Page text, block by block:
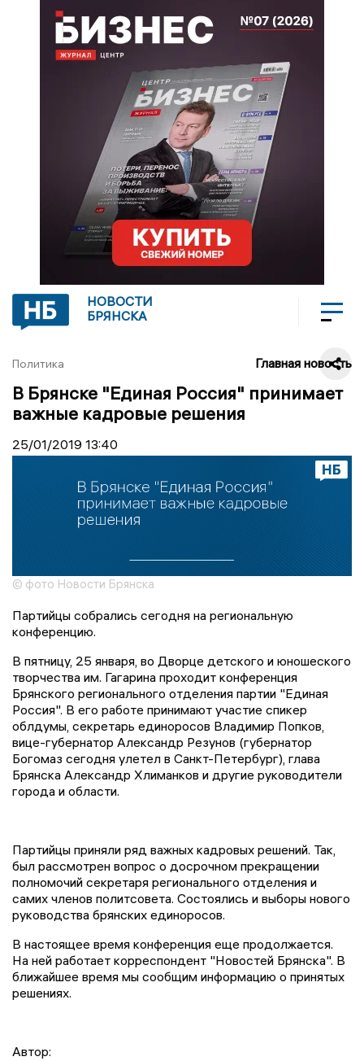
НОВОСТИ
БРЯНСКА
Политика Главная новость
В Брянске "Единая Россия" принимает
важные кадровые решения
25/01/2019 13:40
© фото Новости Брянска
Партийцы собрались сегодня на региональную
конференцию.
В пятницу, 25 января, во Дворце детского и юношеского
творчества им. Гагарина проходит конференция
Брянского регионального отделения партии "Единая
Россия". В его работе принимают участие спикер
облдумы, секретарь единоросов Владимир Попков,
вице-губернатор Александр Резунов (губернатор
Богомаз сегодня улетел в Санкт-Петербург), глава
Брянска Александр Хлиманков и другие руководители
города и области.
Партийцы приняли ряд важных кадровых решений. Так,
был рассмотрен вопрос о досрочном прекращении
полномочий секретаря регионального отделения и
самих членов политсовета. Состоялись и выборы нового
руководства брянских единоросов.
В настоящее время конференция еще продолжается.
На ней работает корреспондент "Новостей Брянска". В
ближайшее время мы сообщим информацию о принятых
решениях.
Автор: